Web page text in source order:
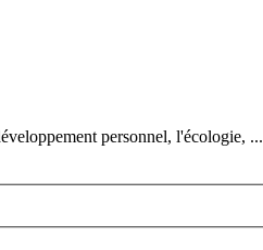
personnel, l'écologie, ...